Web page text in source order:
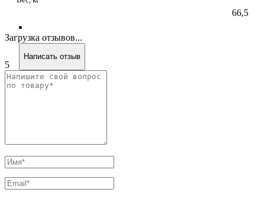
66,5
Загрузка отзывов...
5
Написать отзыв